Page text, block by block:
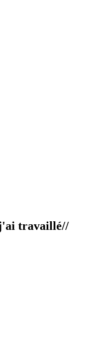
j'ai travaillé//